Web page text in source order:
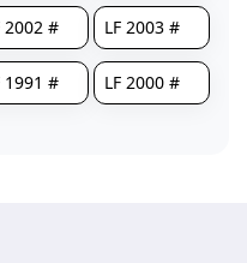
# LF 2003
# LF 2002
# LF 2000
# LF 1991